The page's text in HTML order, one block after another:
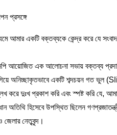
প্রসঙ্গে
আমার একটি বক্তব্যকে কেন্দ্র করে যে
আয়োজিত এক আলোচনা সভায় বক্তব্য
অনিচ্ছাকৃতভাবে একটি শব্দচয়ন গত ভুল
করে দুঃখ প্রকাশ করি এবং স্পষ্ট করি যে,
অতিথি হিসেবে উপস্থিত ছিলেন
নেতৃবৃন্দ।